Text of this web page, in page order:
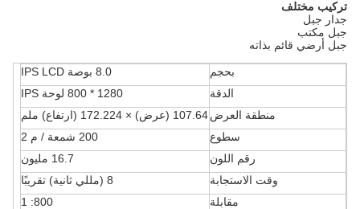
تركيب مختلف
جدار جبل
جبل مكتب
جبل أرضي قائم بذاته
بحجم
8.0 بوصة IPS LCD
الدقة
1280 * 800 لوحة IPS
منطقة العرض107.64 (عرض) × 172.224 (ارتفاع) ملم
سطوع
200 شمعة / م 2
رقم اللون
16.7 مليون
وقت الاستجابة
8 (مللي ثانية) تقريبًا
مقابلة
800: 1